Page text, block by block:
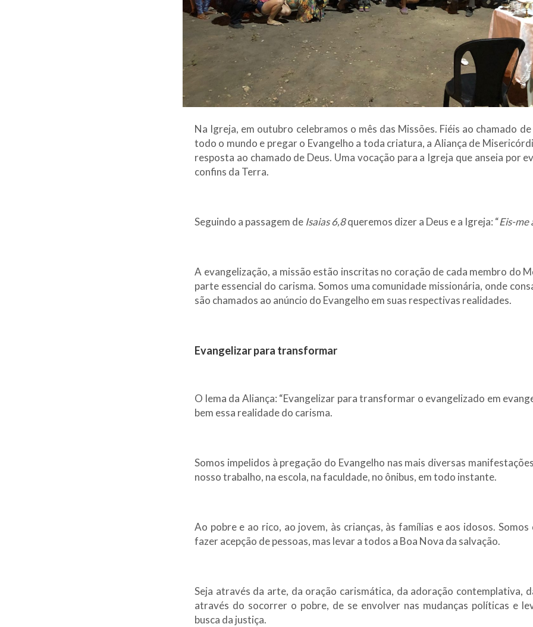
Na Igreja, em outubro celebramos o mês das Missões. Fiéis ao chamado
todo o mundo e pregar o Evangelho a toda criatura, a Aliança de
resposta ao chamado de Deus. Uma vocação para a Igreja que anseia por
confins da Terra.
Seguindo a passagem de Isaias 6,8queremos dizer a Deus e a Igreja: “Eis-me
A evangelização, a missão estão inscritas no coração de cada membro do
parte essencial do carisma. Somos uma comunidade missionária, onde
são chamados ao anúncio do Evangelho em suas respectivas realidades.
Evangelizar para transformar
O lema da Aliança: “Evangelizar para transformar o evangelizado em
bem essa realidade do carisma.
Somos impelidos à pregação do Evangelho nas mais diversas
nosso trabalho, na escola, na faculdade, no ônibus, em todo instante.
Ao pobre e ao rico, ao jovem, às crianças, às famílias e aos idosos. Somos
fazer acepção de pessoas, mas levar a todos a Boa Nova da salvação.
Seja através da arte, da oração carismática, da adoração contemplativa,
através do socorrer o pobre, de se envolver nas mudanças políticas e
busca da justiça.